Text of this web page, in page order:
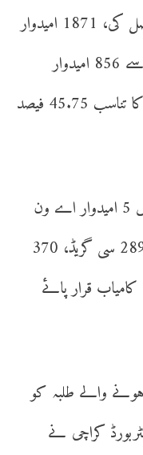
1964 امیدواروں نے رجسٹریشن حاصل کی، 1871 امیدوار
امتحانات میں شریک ہوئے جن میں سے 856 امیدوار
کامیاب قرار پائے، اس طرح کامیابی کا تناسب 45.75 فیصد
انہوں نے بتایا ہے کہ ان امتحانات میں 5 امیدوار اے ون
گریڈ، 36 اے گریڈ، 118 بی گریڈ، 289 سی گریڈ، 370
میں کامیاب قرار پائے
ہونے والے طلبہ کو
کراچی نے